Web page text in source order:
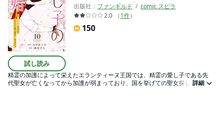
試し読み
出版社： ファンギルド
comic スピラ
2.0
（1件）
150
精霊の加護によって栄えたエランティーヌ王国では、精霊の愛し子である先
代聖女が亡くなってから加護が弱まっており、国を挙げての聖女探しが行わ
詳細